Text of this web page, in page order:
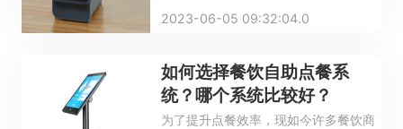
化的特性，一些刚接触餐饮系统的商家
们就来看看如何选择餐饮自助点餐系
统，以及哪个系统比较好。
2023-06-05 09:32:04.0
如何选择餐饮自助点餐系
统？哪个系统比较好？
为了提升点餐效率，现如今许多餐饮商